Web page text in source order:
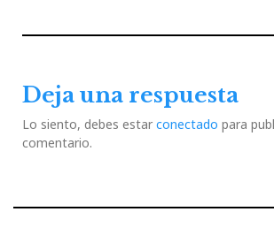
entradas
Deja una respuesta
Lo siento, debes estar conectado para
comentario.